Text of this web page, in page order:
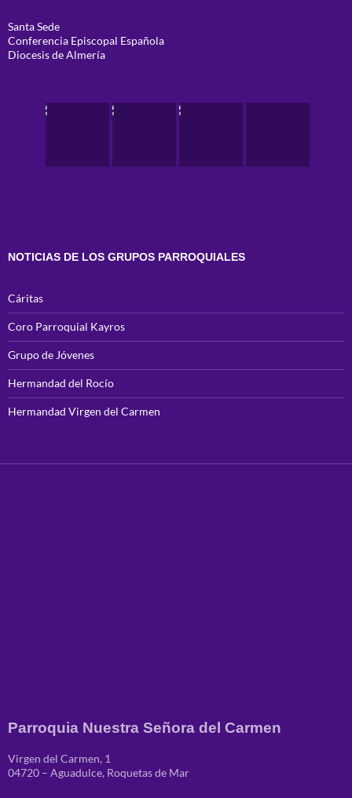
Santa Sede
Conferencia Episcopal Española
Diocesis de Almería
NOTICIAS DE LOS GRUPOS PARROQUIALES
Cáritas
Coro Parroquial Kayros
Grupo de Jóvenes
Hermandad del Rocío
Hermandad Virgen del Carmen
Parroquia Nuestra Señora del Carmen
Virgen del Carmen, 1
04720 – Aguadulce, Roquetas de Mar